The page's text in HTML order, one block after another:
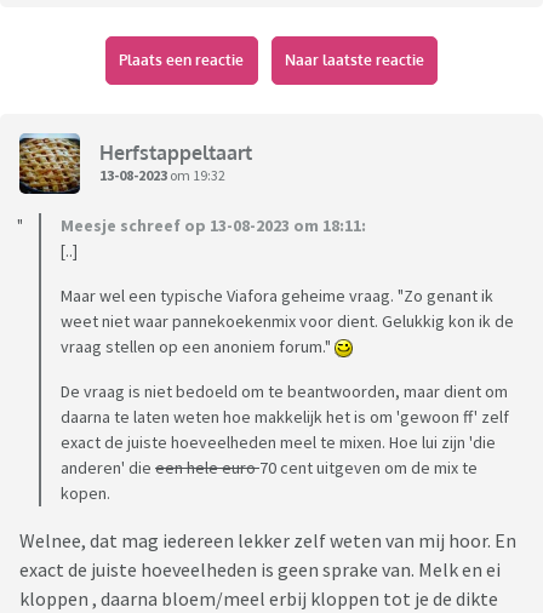
Plaats een reactie Naar laatste reactie
Herfstappeltaart
13-08-2023 om 19:32
Meesje schreef op 13-08-2023 om 18:11:
[..]
Maar wel een typische Viafora geheime vraag. "Zo genant ik
weet niet waar pannekoekenmix voor dient. Gelukkig kon ik de
vraag stellen op een anoniem forum."
De vraag is niet bedoeld om te beantwoorden, maar dient om
daarna te laten weten hoe makkelijk het is om 'gewoon ff' zelf
exact de juiste hoeveelheden meel te mixen. Hoe lui zijn 'die
anderen' die een hele euro70 cent uitgeven om de mix te
kopen.
Welnee, dat mag iedereen lekker zelf weten van mij hoor. En
exact de juiste hoeveelheden is geen sprake van. Melk en ei
kloppen , daarna bloem/meel erbij kloppen tot je de dikte